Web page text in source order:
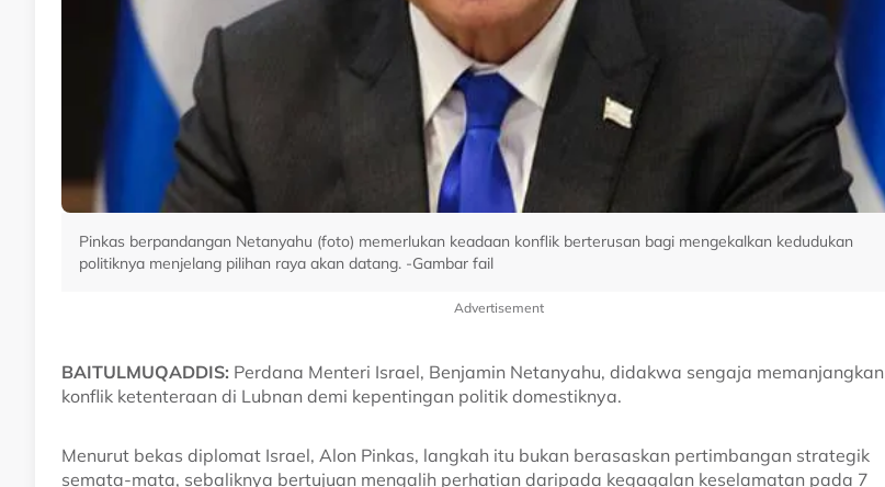
Pinkas berpandangan Netanyahu (foto) memerlukan keadaan konflik berterusan bagi mengekalkan kedudukan
politiknya menjelang pilihan raya akan datang. -Gambar fail
Advertisement
BAITULMUQADDIS: Perdana Menteri Israel, Benjamin Netanyahu, didakwa sengaja memanjangkan
konflik ketenteraan di Lubnan demi kepentingan politik domestiknya.
Menurut bekas diplomat Israel, Alon Pinkas, langkah itu bukan berasaskan pertimbangan strategik
semata-mata, sebaliknya bertujuan mengalih perhatian daripada kegagalan keselamatan pada 7